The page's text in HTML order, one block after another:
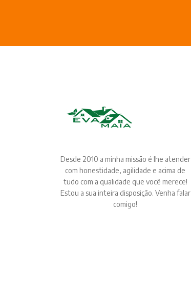
Desde 2010 a minha missão é lhe atender
com honestidade, agilidade e acima de
tudo com a qualidade que você merece!
Estou a sua inteira disposição. Venha falar
comigo!